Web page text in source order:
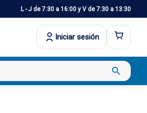
L - J de 7:30 a 16:00 y V de 7:30 a 13:30
Iniciar sesión
search